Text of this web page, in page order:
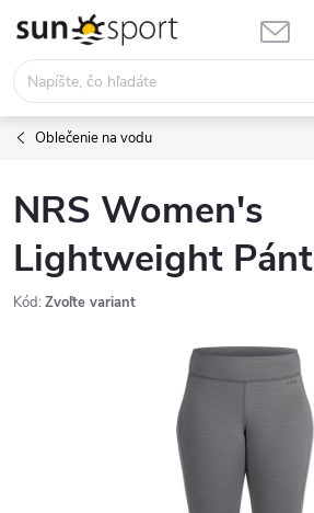
obsah
Oblečenie na vodu
NRS Women's
Lightweight Pánt
Kód: Zvoľte variant